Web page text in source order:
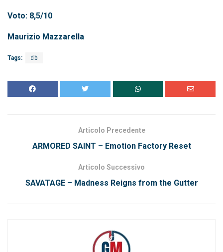
Voto: 8,5/10
Maurizio Mazzarella
Tags: db
Articolo Precedente
ARMORED SAINT – Emotion Factory Reset
Articolo Successivo
SAVATAGE – Madness Reigns from the Gutter